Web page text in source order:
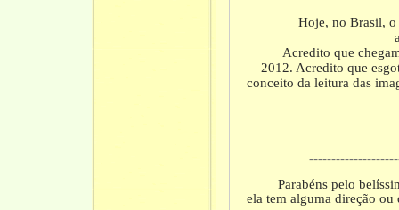
Hoje, no Brasil, o
Acredito que
2012. Acredito que
conceito da leitura das
Parabéns pelo
ela tem alguma direção ou